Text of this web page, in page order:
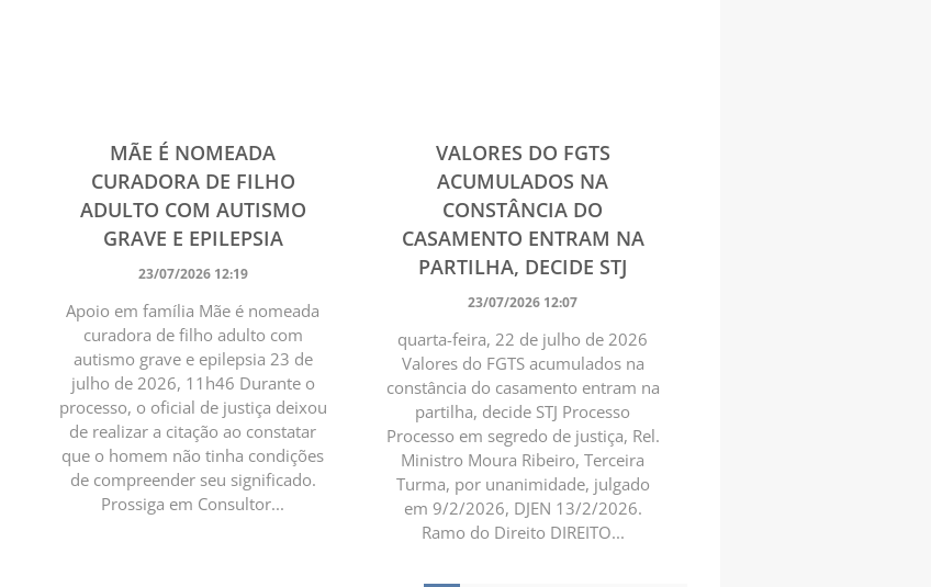
MÃE É NOMEADA
CURADORA DE FILHO
ADULTO COM AUTISMO
GRAVE E EPILEPSIA
23/07/2026 12:19
Apoio em família Mãe é nomeada
curadora de filho adulto com
autismo grave e epilepsia 23 de
julho de 2026, 11h46 Durante o
processo, o oficial de justiça deixou
de realizar a citação ao constatar
que o homem não tinha condições
de compreender seu significado.
Prossiga em Consultor...
VALORES DO FGTS
ACUMULADOS NA
CONSTÂNCIA DO
CASAMENTO ENTRAM NA
PARTILHA, DECIDE STJ
23/07/2026 12:07
quarta-feira, 22 de julho de 2026
Valores do FGTS acumulados na
constância do casamento entram na
partilha, decide STJ Processo
Processo em segredo de justiça, Rel.
Ministro Moura Ribeiro, Terceira
Turma, por unanimidade, julgado
em 9/2/2026, DJEN 13/2/2026.
Ramo do Direito DIREITO...